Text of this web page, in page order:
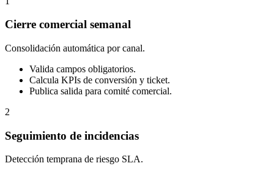
Cierre comercial semanal
Consolidación automática por canal.
Valida campos obligatorios.
Calcula KPIs de conversión y ticket.
Publica salida para comité comercial.
2
Seguimiento de incidencias
Detección temprana de riesgo SLA.